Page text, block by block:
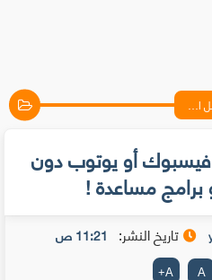
أي مواقع أو برامج مساعدة !
أو يوتوب دون
برامج مساعدة !
تاريخ النشر: 11:21 ص
A
A
+